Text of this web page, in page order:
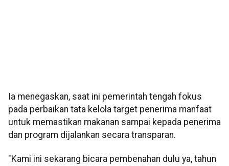
Ia menegaskan, saat ini pemerintah tengah fokus
pada perbaikan tata kelola target penerima manfaat
untuk memastikan makanan sampai kepada penerima
dan program dijalankan secara transparan.
"Kami ini sekarang bicara pembenahan dulu ya, tahun